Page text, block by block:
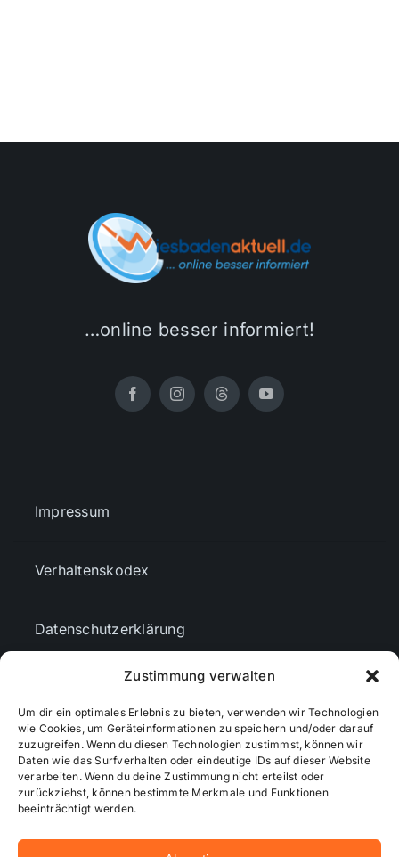
Zustimmung verwalten
Um dir ein optimales Erlebnis zu bieten, verwenden wir Technologien
wie Cookies, um Geräteinformationen zu speichern und/oder darauf
zuzugreifen. Wenn du diesen Technologien zustimmst, können wir
Daten wie das Surfverhalten oder eindeutige IDs auf dieser Website
verarbeiten. Wenn du deine Zustimmung nicht erteilst oder
zurückziehst, können bestimmte Merkmale und Funktionen
beeinträchtigt werden.
…online besser informiert!
Impressum
Verhaltenskodex
Datenschutzerklärung
Cookie-Richtlinie (EU)
Mediendaten